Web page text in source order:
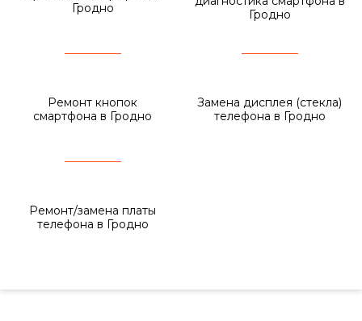
Гродно
Гродно
Ремонт кнопок
смартфона в Гродно
Замена дисплея (стекла)
телефона в Гродно
Ремонт/замена платы
телефона в Гродно